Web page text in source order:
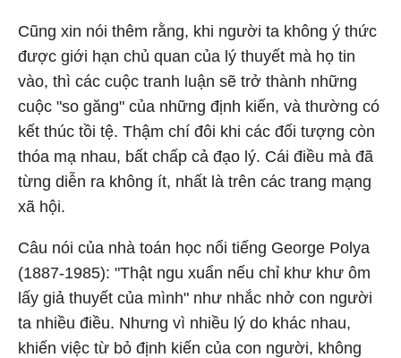
Cũng xin nói thêm rằng, khi người ta không ý thức
được giới hạn chủ quan của lý thuyết mà họ tin
vào, thì các cuộc tranh luận sẽ trở thành những
cuộc "so găng" của những định kiến, và thường có
kết thúc tồi tệ. Thậm chí đôi khi các đối tượng còn
thóa mạ nhau, bất chấp cả đạo lý. Cái điều mà đã
từng diễn ra không ít, nhất là trên các trang mạng
xã hội.
Câu nói của nhà toán học nổi tiếng George Polya
(1887-1985): "Thật ngu xuẩn nếu chỉ khư khư ôm
lấy giả thuyết của mình" như nhắc nhở con người
ta nhiều điều. Nhưng vì nhiều lý do khác nhau,
khiến việc từ bỏ định kiến của con người, không